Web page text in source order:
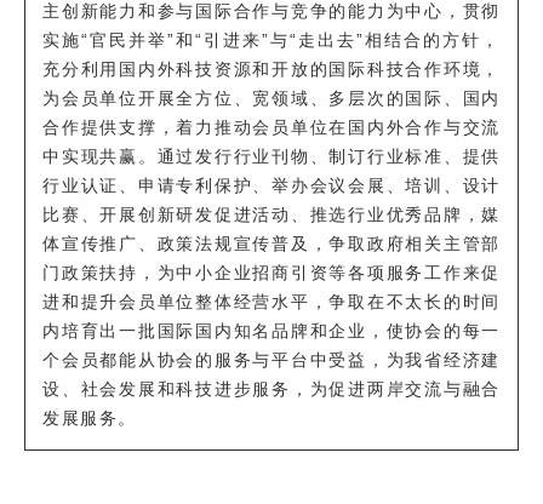
主创新能力和参与国际合作与竞争的能力为中心，贯彻
实施“官民并举”和“引进来”与“走出去”相结合的方针，
充分利用国内外科技资源和开放的国际科技合作环境，
为会员单位开展全方位、宽领域、多层次的国际、国内
合作提供支撑，着力推动会员单位在国内外合作与交流
中实现共赢。通过发行行业刊物、制订行业标准、提供
行业认证、申请专利保护、举办会议会展、培训、设计
比赛、开展创新研发促进活动、推选行业优秀品牌，媒
体宣传推广、政策法规宣传普及，争取政府相关主管部
门政策扶持，为中小企业招商引资等各项服务工作来促
进和提升会员单位整体经营水平，争取在不太长的时间
内培育出一批国际国内知名品牌和企业，使协会的每一
个会员都能从协会的服务与平台中受益，为我省经济建
设、社会发展和科技进步服务，为促进两岸交流与融合
发展服务。